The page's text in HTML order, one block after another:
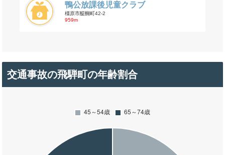
鴨公放課後児童クラブ
橿原市醍醐町42-2
959m
交通事故の飛騨町の年齢割合